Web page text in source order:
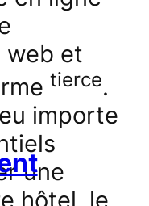
web et
tierce.
importe
une
hôtel, le